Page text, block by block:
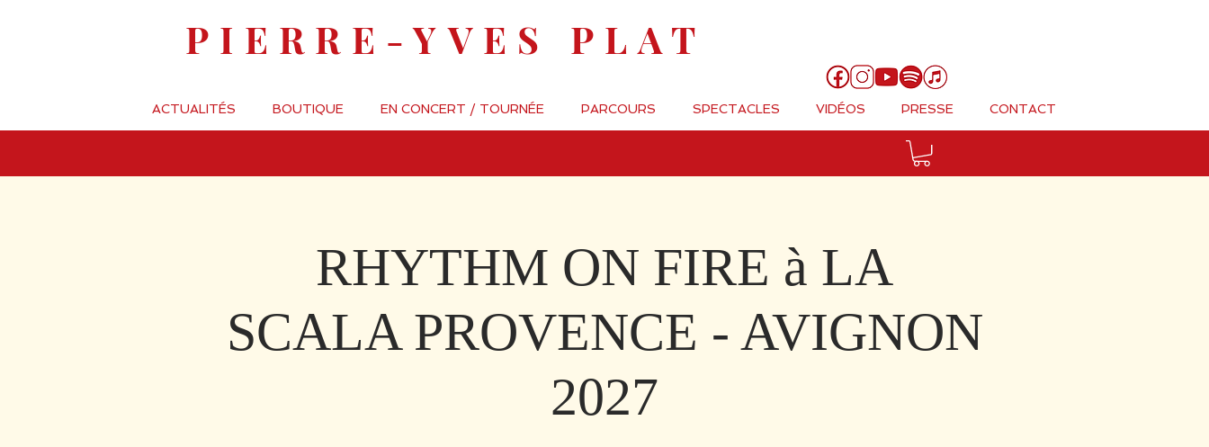
PIERRE-YVES PLAT
ACTUALITÉS BOUTIQUE EN CONCERT / TOURNÉE PARCOURS SPECTACLES VIDÉOS PRESSE CONTACT
RHYTHM ON FIRE à LA
SCALA PROVENCE - AVIGNON
2027